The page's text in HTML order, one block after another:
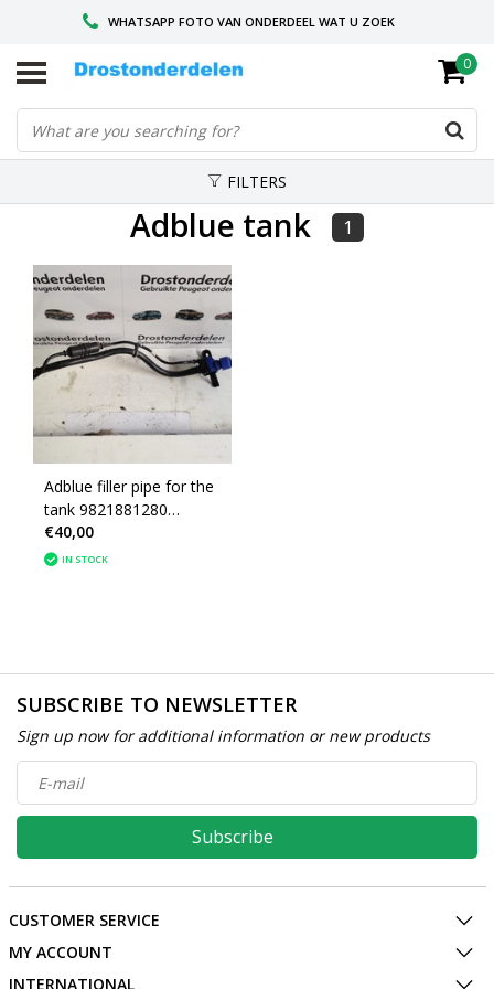
WHATSAPP FOTO VAN ONDERDEEL WAT U ZOEK
VOOR 16.00 BESTELD, VANDAAG VERZONDEN
GESPECIALISEERD PEUGEOT
0
FILTERS
Adblue tank 1
Adblue filler pipe for the
tank 9821881280
Peugeot 3008 P84e
€40,00
IN STOCK
SUBSCRIBE TO NEWSLETTER
Sign up now for additional information or new products
Subscribe
CUSTOMER SERVICE
MY ACCOUNT
INTERNATIONAL